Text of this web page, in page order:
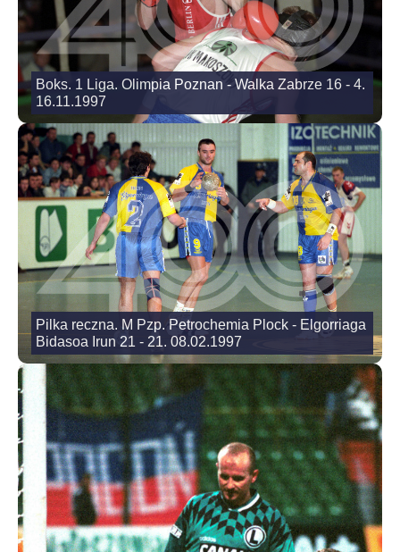
Boks. 1 Liga. Olimpia Poznan - Walka Zabrze 16 - 4.
16.11.1997
Pilka reczna. M Pzp. Petrochemia Plock - Elgorriaga
Bidasoa Irun 21 - 21. 08.02.1997